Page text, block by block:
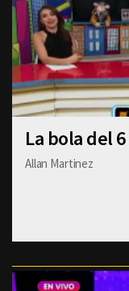
La bola del
Allan Martinez